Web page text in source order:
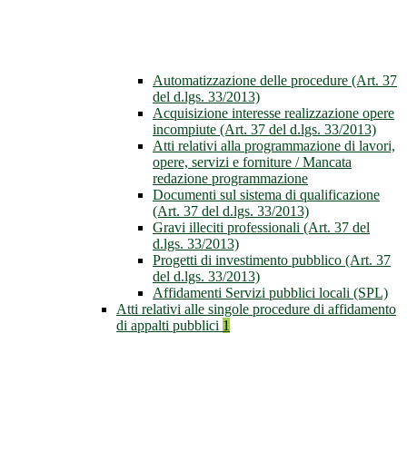
Automatizzazione delle procedure (Art. 37
del d.lgs. 33/2013)
Acquisizione interesse realizzazione opere
incompiute (Art. 37 del d.lgs. 33/2013)
Atti relativi alla programmazione di lavori,
opere, servizi e forniture / Mancata
redazione programmazione
Documenti sul sistema di qualificazione
(Art. 37 del d.lgs. 33/2013)
Gravi illeciti professionali (Art. 37 del
d.lgs. 33/2013)
Progetti di investimento pubblico (Art. 37
del d.lgs. 33/2013)
Affidamenti Servizi pubblici locali (SPL)
Atti relativi alle singole procedure di affidamento
di appalti pubblici 1